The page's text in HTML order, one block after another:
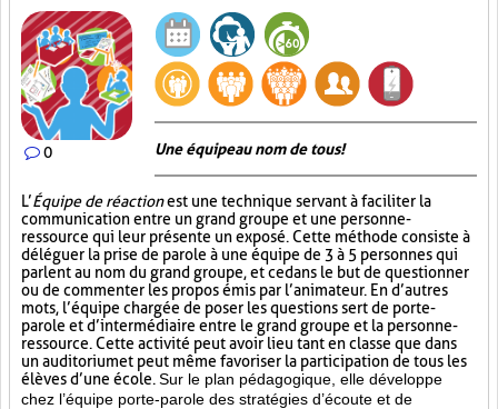
0 Une équipe au nom de tous!
L’Équipe de réactionest une technique servant à faciliter la
communication entre un grand groupe et une personne-
ressource qui leur présente un exposé. Cette méthode consiste à
déléguer la prise de parole à une équipe de 3 à 5 personnes qui
parlent au nom du grand groupe, et ce dans le but de questionner
ou de commenter les propos émis par l’animateur. En d’autres
mots, l’équipe chargée de poser les questions sert de porte-
parole et d’intermédiaire entre le grand groupe et la personne-
ressource. Cette activité peut avoir lieu tant en classe que dans
un auditorium et peut même favoriser la participation de tous les
élèves d’une école. Sur le plan pédagogique, elle développe
chez l’équipe porte-parole des stratégies d’écoute et de